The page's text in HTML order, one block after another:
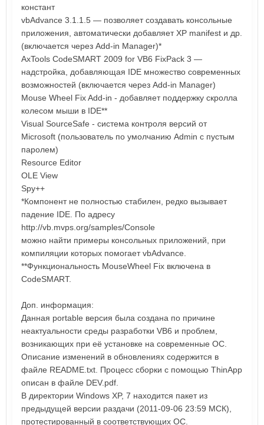
констант
vbAdvance 3.1.1.5 — позволяет создавать консольные
приложения, автоматически добавляет XP manifest и др.
(включается через Add-in Manager)*
AxTools CodeSMART 2009 for VB6 FixPack 3 —
надстройка, добавляющая IDE множество современных
возможностей (включается через Add-in Manager)
Mouse Wheel Fix Add-in - добавляет поддержку скролла
колесом мыши в IDE**
Visual SourceSafe - система контроля версий от
Microsoft (пользователь по умолчанию Admin с пустым
паролем)
Resource Editor
OLE View
Spy++
*Компонент не полностью стабилен, редко вызывает
падение IDE. По адресу
http://vb.mvps.org/samples/Console
можно найти примеры консольных приложений, при
компиляции которых помогает vbAdvance.
**Функциональность MouseWheel Fix включена в
CodeSMART.
Доп. информация:
Данная portable версия была создана по причине
неактуальности среды разработки VB6 и проблем,
возникающих при её установке на современные ОС.
Описание изменений в обновлениях содержится в
файле README.txt. Процесс сборки с помощью ThinApp
описан в файле DEV.pdf.
В директории Windows XP, 7 находится пакет из
предыдущей версии раздачи (2011-09-06 23:59 МСК),
протестированный в соответствующих ОС.